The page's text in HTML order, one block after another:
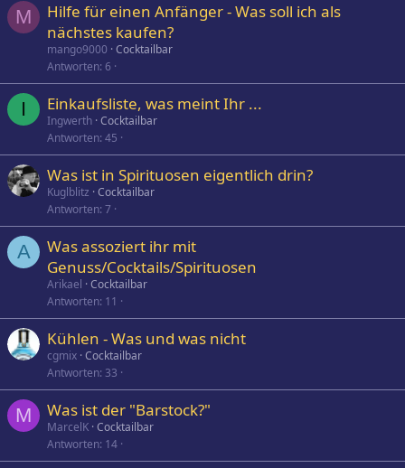
M
Hilfe für einen Anfänger - Was soll ich als
nächstes kaufen?
mango9000 Cocktailbar
Antworten 6
I Einkaufsliste, was meint Ihr ...
Ingwerth Cocktailbar
Antworten 45
Was ist in Spirituosen eigentlich drin?
Kuglblitz Cocktailbar
Antworten 7
A
Was assoziert ihr mit
Genuss/Cocktails/Spirituosen
Arikael Cocktailbar
Antworten 11
Kühlen - Was und was nicht
cgmix Cocktailbar
Antworten 33
M Was ist der "Barstock?"
MarcelK Cocktailbar
Antworten 14